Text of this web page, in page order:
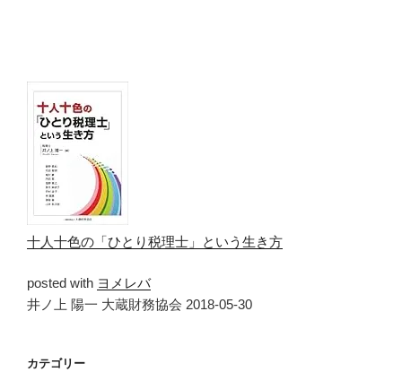
十人十色の「ひとり税理士」という生き方
posted with ヨメレバ
井ノ上 陽一 大蔵財務協会 2018-05-30
カテゴリー